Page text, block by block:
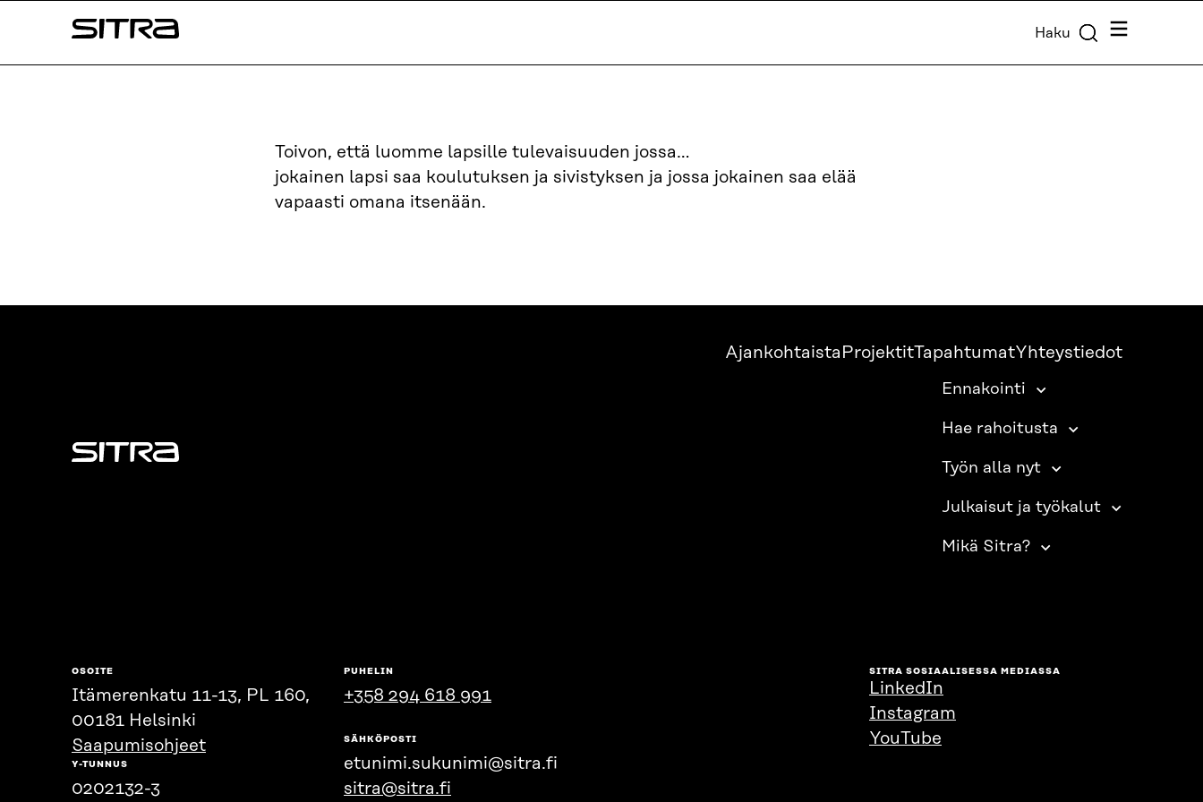
sisältöön
Sitra Haku Valikko
Toivon, että luomme lapsille tulevaisuuden jossa…
jokainen lapsi saa koulutuksen ja sivistyksen ja jossa jokainen saa elää
vapaasti omana itsenään.
Sitra
Ajankohtaista ProjektitTapahtumatYhteystiedot
Ennakointi
Hae rahoitusta
Työn alla nyt
Julkaisut ja työkalut
Mikä Sitra?
OSOITE
Itämerenkatu 11-13, PL 160,
00181 Helsinki
Saapumisohjeet
Y-TUNNUS
0202132-3
PUHELIN
+358 294 618 991
SÄHKÖPOSTI
etunimi.sukunimi@sitra.fi
sitra@sitra.fi
SITRA SOSIAALISESSA MEDIASSA
LinkedIn
Instagram
YouTube